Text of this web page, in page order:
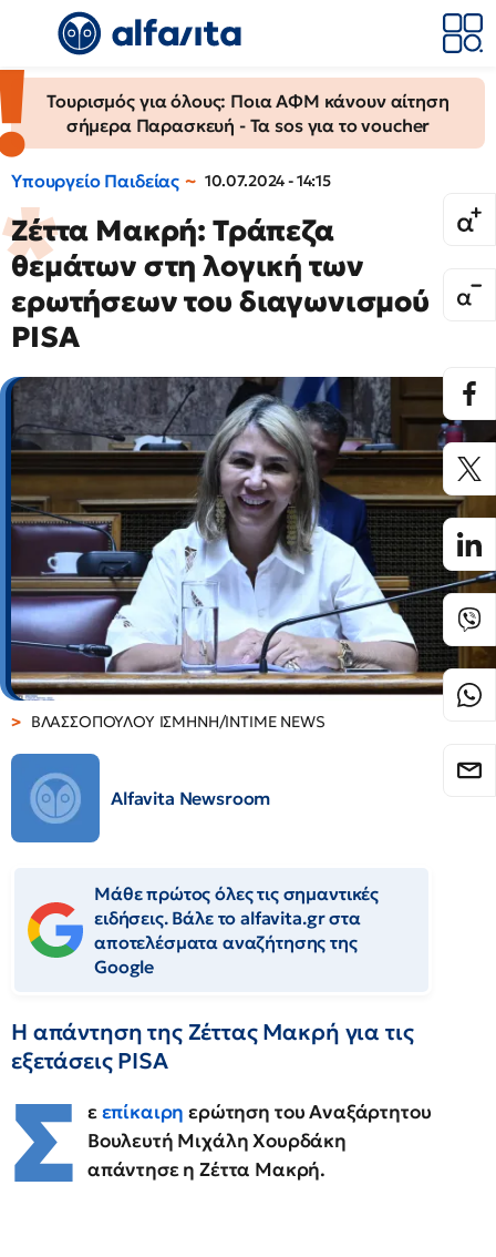
Τουρισμός για όλους: Ποια ΑΦΜ κάνουν αίτηση
σήμερα Παρασκευή - Τα sos για το voucher
Υπουργείο Παιδείας 10.07.2024 - 14:15
Ζέττα Μακρή: Τράπεζα
θεμάτων στη λογική των
ερωτήσεων του διαγωνισμού
PISA
ΒΛΑΣΣΟΠΟΥΛΟΥ ΙΣΜΗΝΗ/INTIME NEWS
Alfavita Newsroom
Μάθε πρώτος όλες τις σημαντικές
ειδήσεις. Βάλε το alfavita.gr στα
αποτελέσματα αναζήτησης της
Google
Η απάντηση της Ζέττας Μακρή για τις
εξετάσεις PISA
Σ εεπίκαιρη ερώτηση του Αναξάρτητου
Βουλευτή Μιχάλη Χουρδάκη
απάντησε η Ζέττα Μακρή.